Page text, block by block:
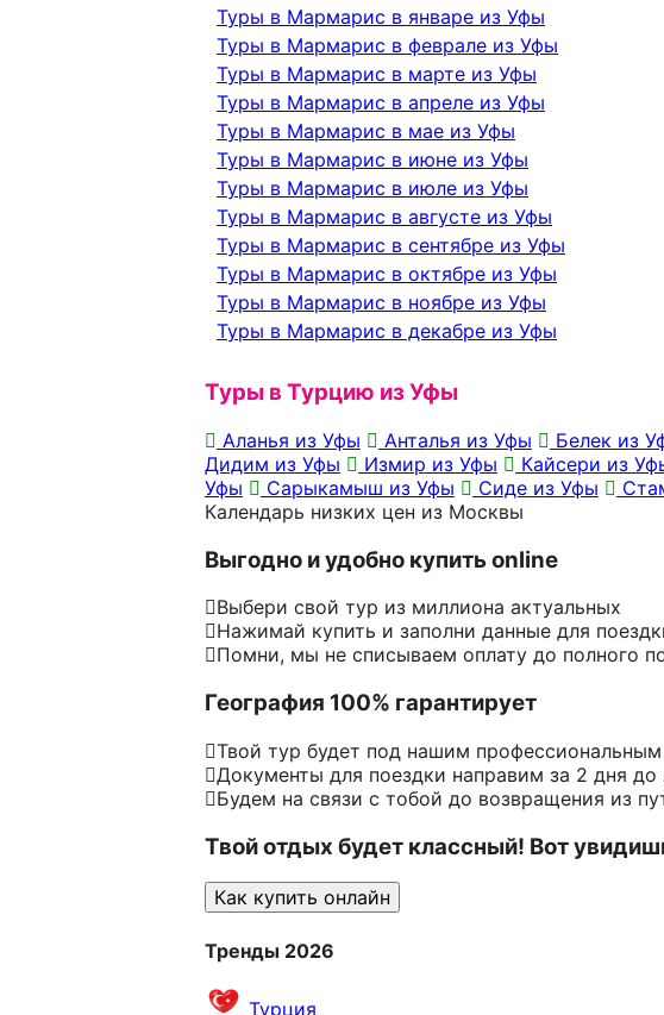
Туры в Мармарис в январе из Уфы
Туры в Мармарис в феврале из Уфы
Туры в Мармарис в марте из Уфы
Туры в Мармарис в апреле из Уфы
Туры в Мармарис в мае из Уфы
Туры в Мармарис в июне из Уфы
Туры в Мармарис в июле из Уфы
Туры в Мармарис в августе из Уфы
Туры в Мармарис в сентябре из Уфы
Туры в Мармарис в октябре из Уфы
Туры в Мармарис в ноябре из Уфы
Туры в Мармарис в декабре из Уфы
Туры в Турцию из Уфы
Аланья из Уфы Анталья из Уфы Белек из
Дидим из Уфы
Измир из Уфы Кайсери из
Уфы
Сарыкамыш из Уфы Сиде из Уфы
Календарь низких цен из Москвы
Выгодно и удобно купить online
Выбери свой тур из миллиона актуальных
Нажимай купить и заполни данные для
Помни, мы не списываем оплату до полного
География 100% гарантирует
Твой тур будет под нашим
Документы для поездки направим за 2 дня до
Будем на связи с тобой до возвращения из
Твой отдых будет классный! Вот
Как купить онлайн
Тренды 2026
Турция